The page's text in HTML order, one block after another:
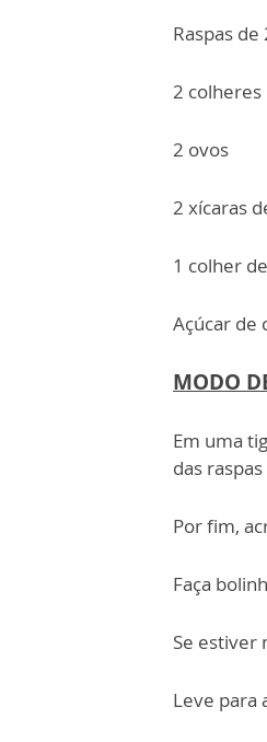
Raspas
2 colheres
2 ovos
2 xícaras
1 colher
Açúcar de
MODO
Em uma
das
Por fim,
Faça
Se estiver
Leve para